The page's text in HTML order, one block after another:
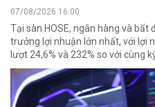
07/08/2026 16:00
Tại sàn HOSE, ngân hàng và
trưởng lợi nhuận lớn nhất, với lợi
lượt 24,6% và 232% so với cùng